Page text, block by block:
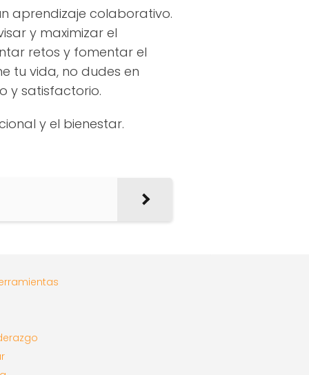
aprendizaje colaborativo.
y maximizar el
retos y fomentar el
tu vida, no dudes en
y satisfactorio.
y el bienestar.